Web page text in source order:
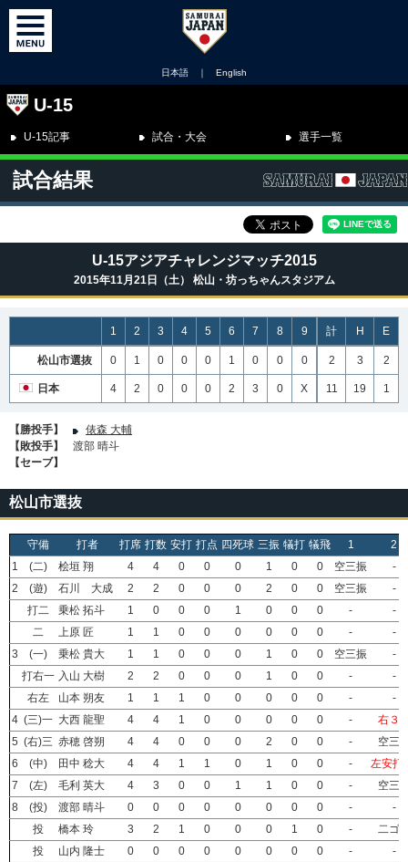
日本語 ｜ English
U-15
U-15記事 試合・大会 選手一覧
試合結果
U-15アジアチャレンジマッチ2015
2015年11月21日（土） 松山・坊っちゃんスタジアム
1 2 3 4 5 6 7 8 9 計 H E
松山市選抜 0 1 0 0 0 1 0 0 0 2 3 2
日本 4 2 0 0 0 2 3 0 X 11 19 1
【勝投手】
俵森 大輔
【敗投手】
渡部 晴斗
【セーブ】
松山市選抜
守備 打者 打席 打数 安打 打点 四死球 三振 犠打 犠飛 1
2
1
(二) 桧垣 翔 4 4 0 0 0 1 0 0 空三振
-
2
(遊) 石川 大成 2 2 0 0 0 2 0 0 空三振
-
打二
乗松 拓斗 1 0 0 0 1 0 0 0 -
-
二
上原 匠 1 1 0 0 0 0 0 0 -
-
3
(一) 乗松 貴大 1 1 0 0 0 1 0 0 空三振
-
打右一 入山 大樹 2 2 0 0 0 1 0 0 -
-
右左
山本 朔友 1 1 1 0 0 0 0 0 -
-
4 (三)一 大西 龍聖 4 4 1 0 0 0 0 0 -
右３
5 (右)三 赤穂 啓朔 4 4 0 0 0 2 0 0 -
空三
6
(中) 田中 稔大 4 4 1 1 0 1 0 0 -
左安打
7
(左) 毛利 英大 4 3 0 0 1 1 0 0 -
空三
8
(投) 渡部 晴斗 0 0 0 0 0 0 0 0 -
-
投
橋本 玲 3 2 1 0 0 0 1 0 -
二ゴ
投
山内 隆士 0 0 0 0 0 0 0 0 -
-